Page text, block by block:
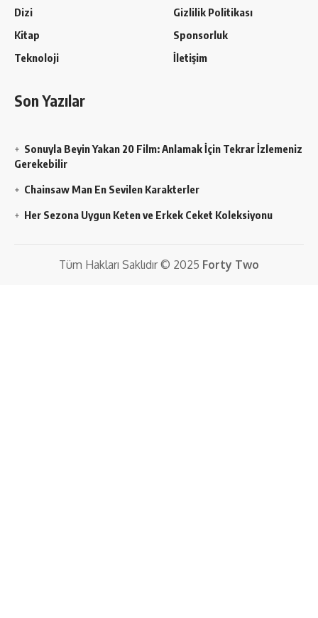
Dizi
Kitap
Teknoloji
Gizlilik Politikası
Sponsorluk
İletişim
Son Yazılar
Sonuyla Beyin Yakan 20 Film: Anlamak İçin Tekrar İzlemeniz
Gerekebilir
Chainsaw Man En Sevilen Karakterler
Her Sezona Uygun Keten ve Erkek Ceket Koleksiyonu
Tüm Hakları Saklıdır © 2025 Forty Two